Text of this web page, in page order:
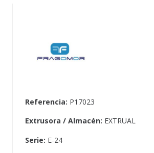
Referencia: P17023
Extrusora / Almacén: EXTRUAL
Serie: E-24